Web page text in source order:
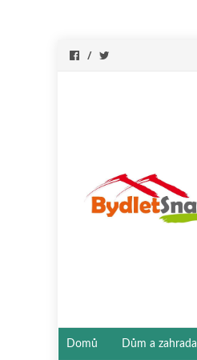
Přeskočit
Domů Dům a zahrada